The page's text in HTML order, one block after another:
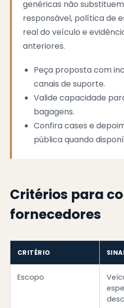
genéricas não
responsável, política de
real do veículo e
anteriores.
Peça proposta com
canais de suporte.
Valide capacidade
bagagens.
Confira cases e
pública quando
Critérios para
fornecedores
CRITÉRIO
Escopo